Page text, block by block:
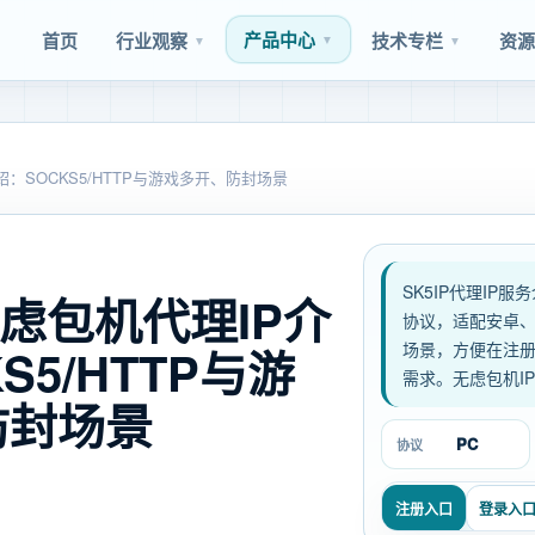
首页 行业观察 ▼ 产品中心 ▼ 技术专栏 ▼ 资
SOCKS5/HTTP与游戏多开、防封场景
包机代理IP介
HTTP与游
场景
SK5IP代理IP服
协议，适配安卓
场景，方便在注
需求。无虑包机
协议 PC
注册入口 登录入口